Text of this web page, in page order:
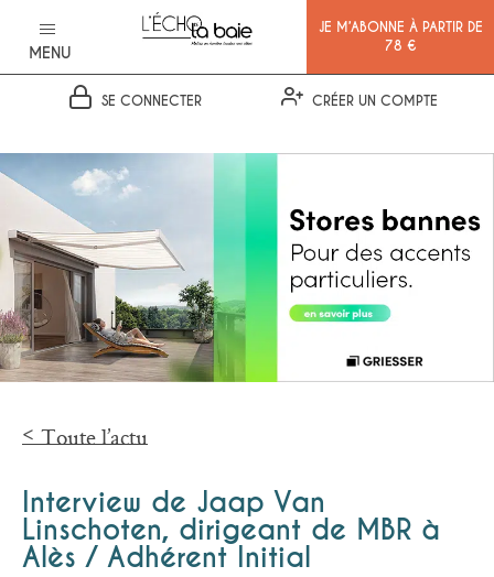
MENU
JE M’ABONNE À PARTIR DE
78 €
SE CONNECTER CRÉER UN COMPTE
Toute l’actu
Interview de Jaap Van
Linschoten, dirigeant de MBR à
Alès / Adhérent Initial